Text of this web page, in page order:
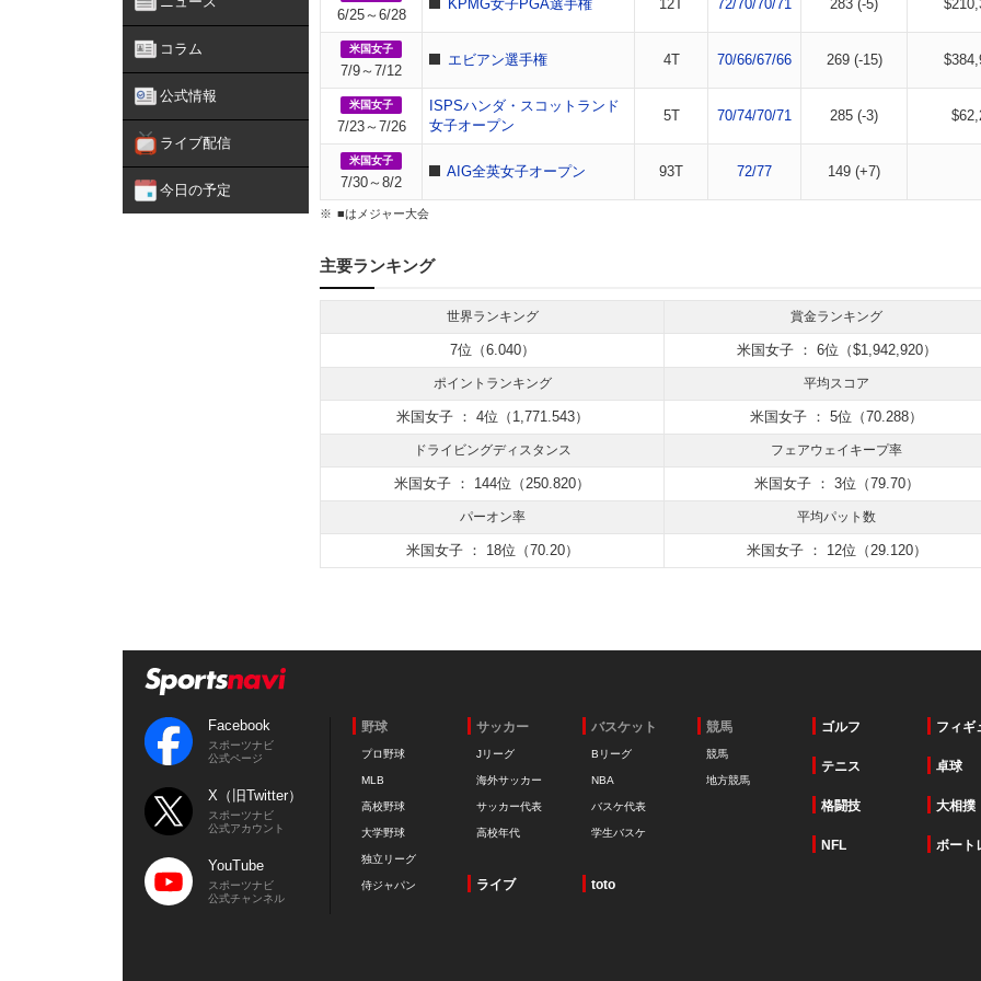
コラム
公式情報
ライブ配信
今日の予定
6/25～6/28
KPMG女子PGA選手権 12T 72/70/70/71 283 (-5)
米国女子
7/9～7/12
エビアン選手権 4T 70/66/67/66 269 (-15)
米国女子
7/23～7/26
ISPSハンダ・スコットランド
女子オープン
5T 70/74/70/71 285 (-3)
米国女子
7/30～8/2
AIG全英女子オープン 93T 72/77 149 (+7)
■はメジャー大会
主要ランキング
世界ランキング 賞金ランキング
7位（6.040） 米国女子 ： 6位（$1,942,920）
ポイントランキング 平均スコア
米国女子 ： 4位（1,771.543） 米国女子 ： 5位（70.288）
ドライビングディスタンス フェアウェイキープ率
米国女子 ： 144位（250.820） 米国女子 ： 3位（79.70）
パーオン率 平均パット数
米国女子 ： 18位（70.20） 米国女子 ： 12位（29.120）
Facebook
スポーツナビ
公式ページ
X（旧Twitter）
スポーツナビ
公式アカウント
YouTube
スポーツナビ
公式チャンネル
野球
プロ野球
MLB
高校野球
大学野球
独立リーグ
侍ジャパン
サッカー
Jリーグ
海外サッカー
サッカー代表
高校年代
バスケット
Bリーグ
NBA
バスケ代表
学生バスケ
競馬
競馬
地方競馬
ゴルフ フィギ
テニス 卓球
格闘技 大相撲
NFL ボート
ライブ toto